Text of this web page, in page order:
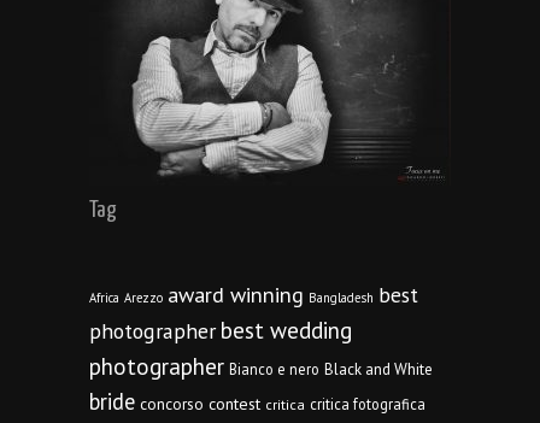
Tag
Africa Arezzo award winning Bangladesh best
photographer best wedding
photographer Bianco e nero Black and White
bride concorso contest critica critica fotografica